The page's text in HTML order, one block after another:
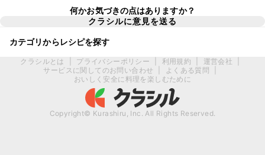
何かお気づきの点はありますか？
クラシルに意見を送る
カテゴリからレシピを探す
クラシルとは プライバシーポリシー 利用規約 運営会社
サービスに関してのお問い合わせ
よくある質問
おいしく安全に料理を楽しむために
Copyright© Kurashiru, Inc. All Rights Reserved.